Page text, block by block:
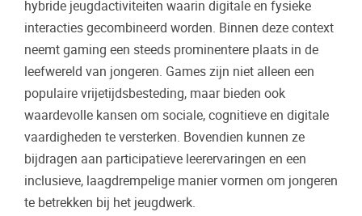
hybride jeugdactiviteiten waarin digitale en fysieke
interacties gecombineerd worden. Binnen deze context
neemt gaming een steeds prominentere plaats in de
leefwereld van jongeren. Games zijn niet alleen een
populaire vrijetijdsbesteding, maar bieden ook
waardevolle kansen om sociale, cognitieve en digitale
vaardigheden te versterken. Bovendien kunnen ze
bijdragen aan participatieve leerervaringen en een
inclusieve, laagdrempelige manier vormen om jongeren
te betrekken bij het jeugdwerk.